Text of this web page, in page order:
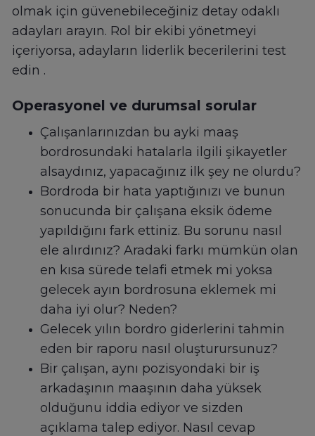
olmak için güvenebileceğiniz detay odaklı
adayları arayın. Rol bir ekibi yönetmeyi
içeriyorsa, adayların liderlik becerilerini test
edin .
Operasyonel ve durumsal sorular
Çalışanlarınızdan bu ayki maaş
bordrosundaki hatalarla ilgili şikayetler
alsaydınız, yapacağınız ilk şey ne olurdu?
Bordroda bir hata yaptığınızı ve bunun
sonucunda bir çalışana eksik ödeme
yapıldığını fark ettiniz. Bu sorunu nasıl
ele alırdınız? Aradaki farkı mümkün olan
en kısa sürede telafi etmek mi yoksa
gelecek ayın bordrosuna eklemek mi
daha iyi olur? Neden?
Gelecek yılın bordro giderlerini tahmin
eden bir raporu nasıl oluşturursunuz?
Bir çalışan, aynı pozisyondaki bir iş
arkadaşının maaşının daha yüksek
olduğunu iddia ediyor ve sizden
açıklama talep ediyor. Nasıl cevap